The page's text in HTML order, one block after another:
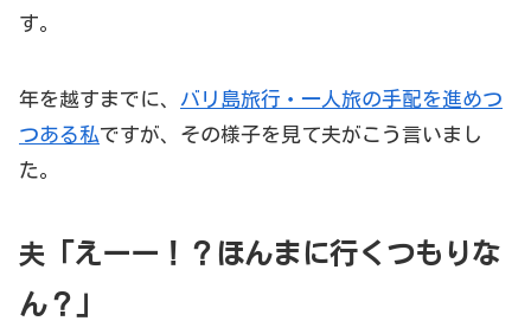
す。
年を越すまでに、 バリ島旅行・一人旅の手配を進めつ
つある私ですが、その様子を見て夫がこう言いまし
た。
夫 「えーー！？ほんまに行くつもりな
ん？」